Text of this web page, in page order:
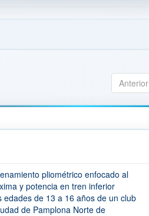
Anterior
pliométrico enfocado al
y potencia en tren inferior
de 13 a 16 años de un club
de Pamplona Norte de